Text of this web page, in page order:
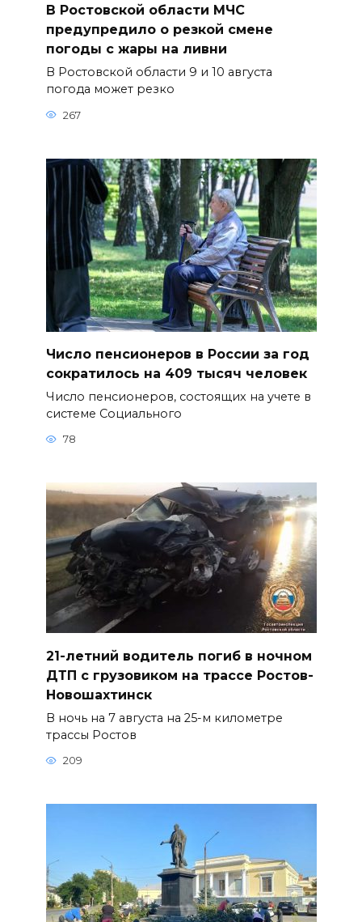
В Ростовской области МЧС
предупредило о резкой смене
погоды с жары на ливни
В Ростовской области 9 и 10 августа
погода может резко
267
Число пенсионеров в России за год
сократилось на 409 тысяч человек
Число пенсионеров, состоящих на учете в
системе Социального
78
21-летний водитель погиб в ночном
ДТП с грузовиком на трассе Ростов-
Новошахтинск
В ночь на 7 августа на 25-м километре
трассы Ростов
209